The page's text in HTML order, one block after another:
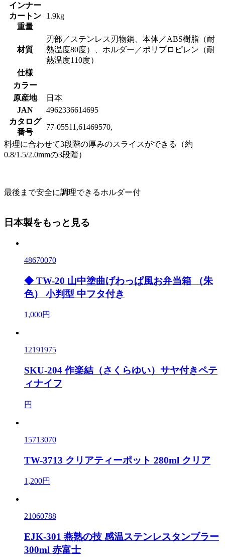
インナー
カートン
重量
1.9kg
材質
刃部／ステンレス刃物鋼、本体／ABS樹脂（耐
熱温度80度）、ホルダー／ポリプロピレン（耐
熱温度110度）
仕様
カラー
原産地
日本
JAN
4962336614695
カタログ
番号
77-05511,61469570,
料理に合わせて3段階の厚みのスライスができる（約
0.8/1.5/2.0mmの3段階）
最後まで安全に調理できるホルダー付
日本製をもっと見る
48670070
◆ TW-20 山中塗曲げわっぱ風お弁当箱 （朱
色） 小判型 中フタ付き
1,000円
12191975
SKU-204 作楽結（さくらゆい）サヤ付きペテ
ィナイフ
円
15713070
TW-3713 クリアティーポット 280ml クリア
1,200円
21060788
EJK-301 燕熟の技 感温ステンレスタンブラー
300ml 赤富士